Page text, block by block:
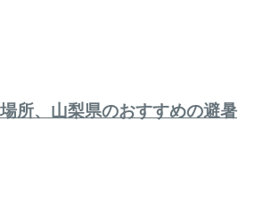
所、山梨県のおすすめの避暑